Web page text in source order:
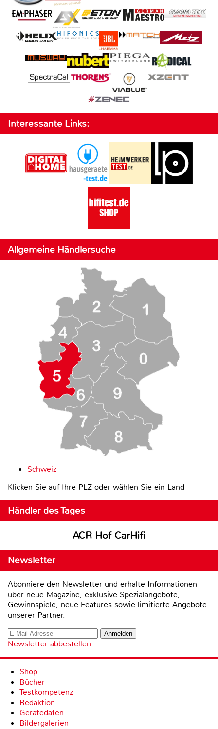
Interessante Links:
Allgemeine Händlersuche
Schweiz
Klicken Sie auf Ihre PLZ oder wählen Sie ein Land
Händler des Tages
ACR Hof CarHifi
Newsletter
Abonniere den Newsletter und erhalte Informationen
über neue Magazine, exklusive Spezialangebote,
Gewinnspiele, neue Features sowie limitierte Angebote
unserer Partner.
Newsletter abbestellen
Shop
Bücher
Testkompetenz
Redaktion
Gerätedaten
Bildergalerien